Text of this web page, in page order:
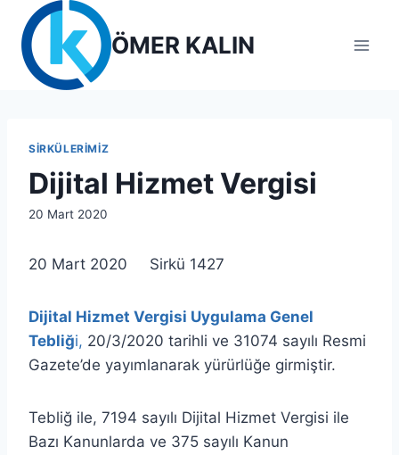
content
ÖMER KALIN
SIRKÜLERIMIZ
Dijital Hizmet Vergisi
By
20 Mart 2020
20 Mart 2020 Sirkü 1427
Dijital Hizmet Vergisi Uygulama Genel
Tebliği, 20/3/2020 tarihli ve 31074 sayılı Resmi
Gazete’de yayımlanarak yürürlüğe girmiştir.
Tebliğ ile, 7194 sayılı Dijital Hizmet Vergisi ile
Bazı Kanunlarda ve 375 sayılı Kanun